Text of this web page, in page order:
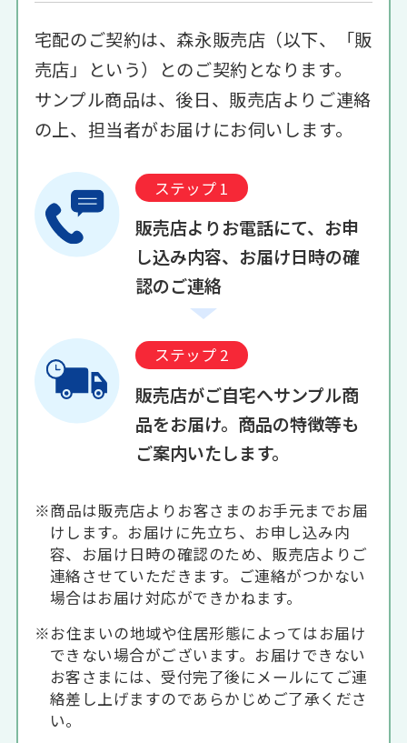
宅配のご契約は、森永販売店（以下、「販
売店」という）とのご契約となります。
サンプル商品は、後日、販売店よりご連絡
の上、担当者がお届けにお伺いします。
ステップ 1
販売店よりお電話にて、お申
し込み内容、お届け日時の確
認のご連絡
ステップ 2
販売店がご自宅へサンプル商
品をお届け。商品の特徴等も
ご案内いたします。
※商品は販売店よりお客さまのお手元までお届
けします。お届けに先立ち、お申し込み内
容、お届け日時の確認のため、販売店よりご
連絡させていただきます。ご連絡がつかない
場合はお届け対応ができかねます。
※お住まいの地域や住居形態によってはお届け
できない場合がございます。お届けできない
お客さまには、受付完了後にメールにてご連
絡差し上げますのであらかじめご了承くださ
い。